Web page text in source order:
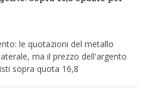
le quotazioni del metallo
ma il prezzo dell'argento
sopra quota 16,8